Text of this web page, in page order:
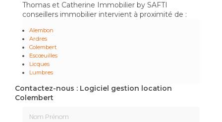
Thomas et Catherine Immobilier by SAFTI
conseillers immobilier intervient à proximité de :
Alembon
Ardres
Colembert
Escœuilles
Licques
Lumbres
Contactez-nous : Logiciel gestion location
Colembert